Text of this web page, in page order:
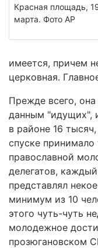
Красная площадь,
марта. Фото AP
имеется, причем
церковная.
Прежде всего, она
данным "идущих",
в районе 16
спуске принимало
православной
делегатов,
представлял
минимум из 10
этого чуть-чуть
молодежное
прозюгановском